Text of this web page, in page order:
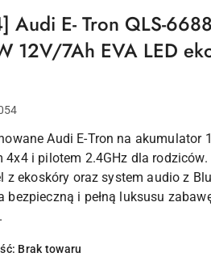
Audi E- Tron QLS-
12V/7Ah EVA LED
Audi E-Tron na akumulator
4x4 i pilotem 2.4GHz dla
z ekoskóry oraz system audio z
bezpieczną i pełną luksusu
Brak towaru